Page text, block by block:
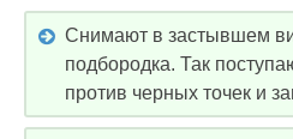
Снимают в застывшем
подбородка. Так
против черных точек и